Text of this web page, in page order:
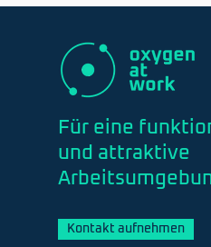
Für eine
und attraktive
Kontakt aufnehmen